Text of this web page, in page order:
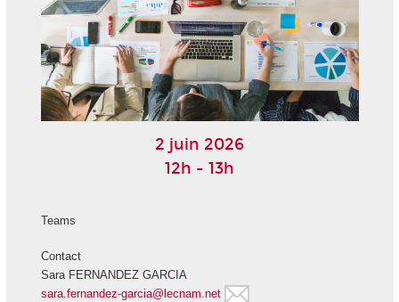
2 juin 2026
12h - 13h
Teams
Contact
Sara FERNANDEZ GARCIA
sara.fernandez-garcia@lecnam.net